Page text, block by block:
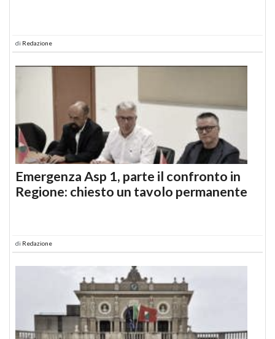
di Redazione
Emergenza Asp 1, parte il confronto in
Regione: chiesto un tavolo permanente
di Redazione